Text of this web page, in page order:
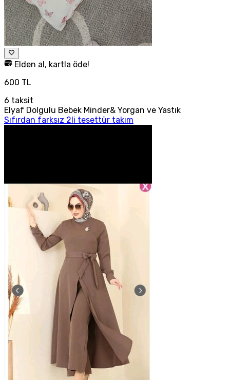
Elden al, kartla öde!
600 TL
6 taksit
Elyaf Dolgulu Bebek Minder& Yorgan ve Yastık
Sıfırdan farksız 2li tesettür takım